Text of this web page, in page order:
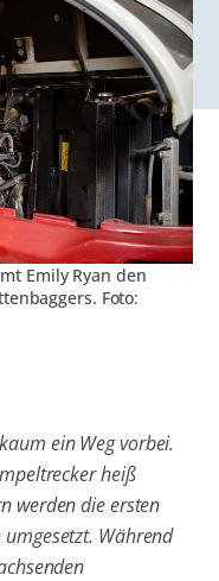
Emily Ryan den
Foto:
ein Weg vorbei.
heiß
werden die ersten
Während